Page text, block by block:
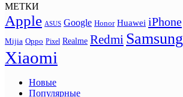
МЕТКИ
Apple ASUS Google Honor Huawei iPhone
Mijia Oppo Pixel Realme Redmi Samsung
Xiaomi
Новые
Популярные